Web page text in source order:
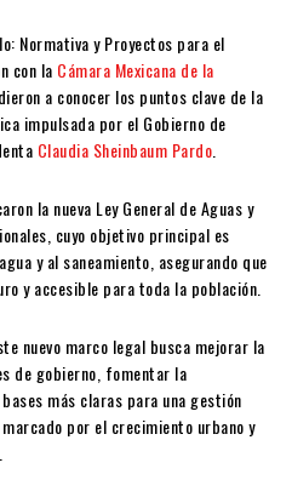
Normativa y Proyectos para el
con la Cámara Mexicana de la
dieron a conocer los puntos clave de la
impulsada por el Gobierno de
Claudia Sheinbaum Pardo
la nueva Ley General de Aguas y
cuyo objetivo principal es
y al saneamiento, asegurando que
y accesible para toda la población.
nuevo marco legal busca mejorar la
de gobierno, fomentar la
más claras para una gestión
por el crecimiento urbano y